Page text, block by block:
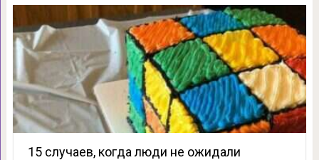
15 случаев, когда люди не ожидали